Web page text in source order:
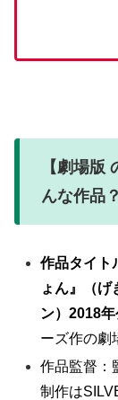
【劇場版
んな作品？
作品タイト
ょん』（げ
ン）2018
ーズ作の劇
作品監督：
制作は